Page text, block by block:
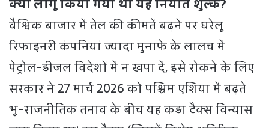
क्यों लागू किया गया था यह निर्यात शुल्क?
वैश्विक बाजार में तेल की कीमतें बढ़ने पर घरेलू
रिफाइनरी कंपनियां ज्यादा मुनाफे के लालच में
पेट्रोल-डीजल विदेशों में न खपा दें, इसे रोकने के लिए
सरकार ने 27 मार्च 2026 को पश्चिम एशिया में बढ़ते
भू-राजनीतिक तनाव के बीच यह कड़ा टैक्स विन्यास